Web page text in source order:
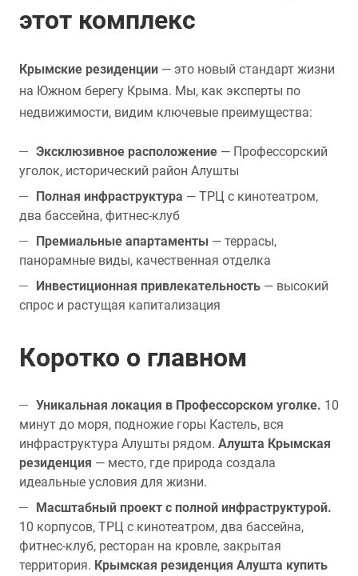
этот комплекс
Крымские резиденции — это новый стандарт жизни
на Южном берегу Крыма. Мы, как эксперты по
недвижимости, видим ключевые преимущества:
Эксклюзивное расположение — Профессорский
уголок, исторический район Алушты
Полная инфраструктура — ТРЦ с кинотеатром,
два бассейна, фитнес-клуб
Премиальные апартаменты — террасы,
панорамные виды, качественная отделка
Инвестиционная привлекательность — высокий
спрос и растущая капитализация
Коротко о главном
Уникальная локация в Профессорском уголке. 10
минут до моря, подножие горы Кастель, вся
инфраструктура Алушты рядом. Алушта Крымская
резиденция — место, где природа создала
идеальные условия для жизни.
Масштабный проект с полной инфраструктурой.
10 корпусов, ТРЦ с кинотеатром, два бассейна,
фитнес-клуб, ресторан на кровле, закрытая
территория. Крымская резиденция Алушта купить